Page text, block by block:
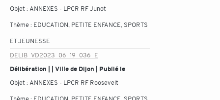
Objet : ANNEXES - LPCR RF Junot
Thème : EDUCATION, PETITE ENFANCE, SPORTS
ET JEUNESSE
DELIB_VD2023_06_19_036_E
Délibération | | Ville de Dijon | Publié le
Objet : ANNEXES - LPCR RF Roosevelt